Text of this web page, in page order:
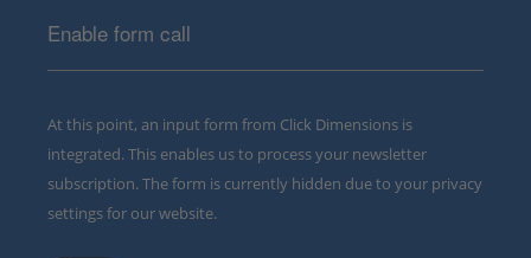
Enable form call
At this point, an input form from Click Dimensions is
integrated. This enables us to process your newsletter
subscription. The form is currently hidden due to your privacy
settings for our website.